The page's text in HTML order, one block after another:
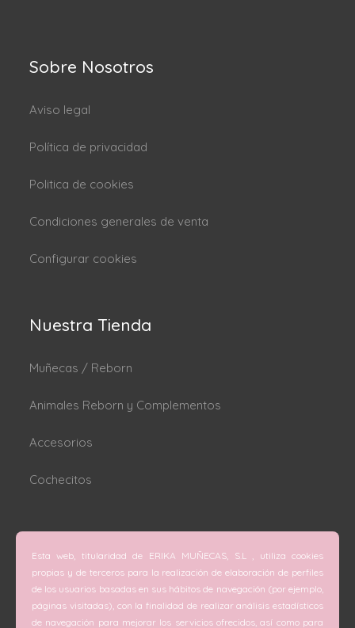
Sobre Nosotros
Aviso legal
Política de privacidad
Politica de cookies
Condiciones generales de venta
Configurar cookies
Nuestra Tienda
Muñecas / Reborn
Animales Reborn y Complementos
Accesorios
Cochecitos
C/ San Vicente Mártir nº 74 (Valencia).
C/ Doctor Melis nº 6 (Grao de Gandía).
Esta web, titularidad de ERIKA MUÑECAS, S.L , utiliza cookies
propias y de terceros para la realización de elaboración de perfiles
de los usuarios basadas en sus hábitos de navegación (por ejemplo,
páginas visitadas), con la finalidad de realizar análisis estadísticos
de navegación para mejorar los servicios ofrecidos, así como para